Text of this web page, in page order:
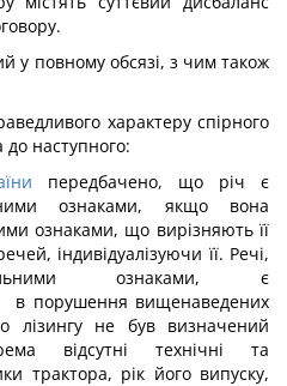
у повному обсязі, з чим також
характеру спірного
до наступного:
передбачено, що річ є
ознаками, якщо вона
ознаками, що вирізняють її
індивідуалізуючи її. Речі,
ознаками, є
в порушення вищенаведених
лізингу не був визначений
відсутні технічні та
трактора, рік його випуску,